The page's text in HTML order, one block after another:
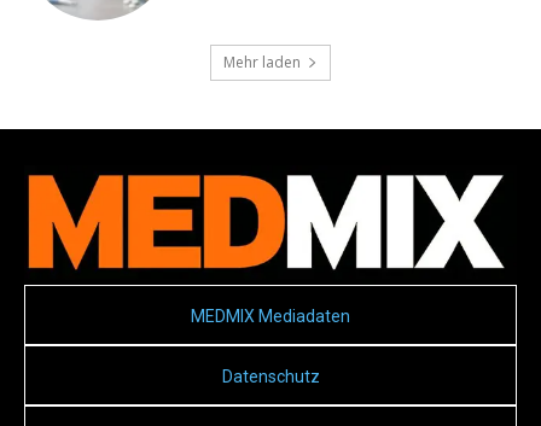
Mehr laden
MEDMIX Mediadaten
Datenschutz